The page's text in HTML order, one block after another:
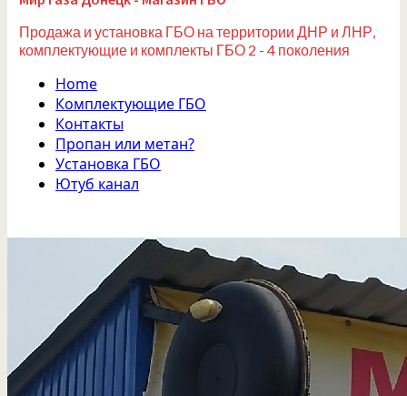
Продажа и установка ГБО на территории ДНР и ЛНР,
комплектующие и комплекты ГБО 2 - 4 поколения
Home
Комплектующие ГБО
Контакты
Пропан или метан?
Установка ГБО
Ютуб канал